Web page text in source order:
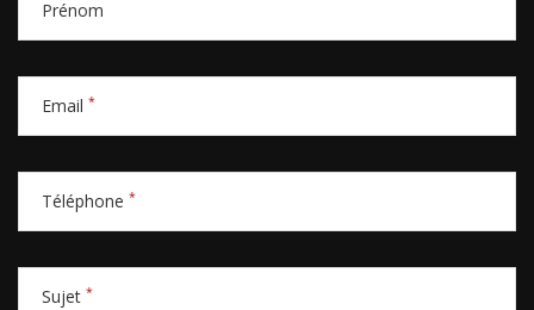
Prénom
Email *
Téléphone *
Sujet *